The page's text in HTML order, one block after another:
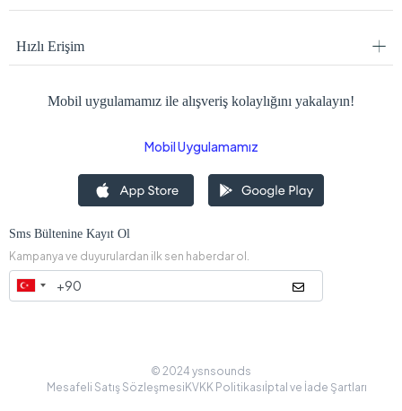
Hızlı Erişim
Mobil uygulamamız ile alışveriş kolaylığını yakalayın!
Mobil Uygulamamız
Sms Bültenine Kayıt Ol
Kampanya ve duyurulardan ilk sen haberdar ol.
© 2024 ysnsounds
Mesafeli Satış Sözleşmesi KVKK Politikasıİptal ve İade Şartları